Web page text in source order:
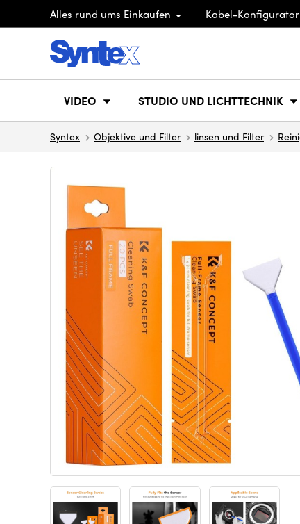
Alles rund ums Einkaufen Kabel-Konfigurator
VIDEO STUDIO UND LICHTTECHNIK
Syntex Objektive und Filter linsen und Filter